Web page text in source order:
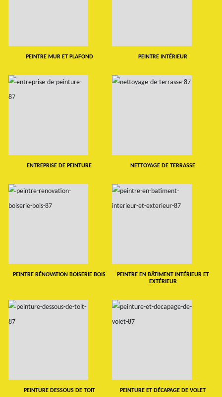
PEINTRE MUR ET PLAFOND PEINTRE INTÉRIEUR
ENTREPRISE DE PEINTURE NETTOYAGE DE TERRASSE
PEINTRE RÉNOVATION BOISERIE BOIS
PEINTRE EN BÂTIMENT INTÉRIEUR ET
EXTÉRIEUR
PEINTURE DESSOUS DE TOIT PEINTURE ET DÉCAPAGE DE VOLET